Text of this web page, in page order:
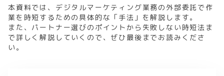
本資料では、デジタルマーケティング業務の外部委託で作
業を時短するための具体的な「手法」を解説します。
また、パートナー選びのポイントから失敗しない時短法ま
で詳しく解説していくので、ぜひ最後までお読みくださ
い。